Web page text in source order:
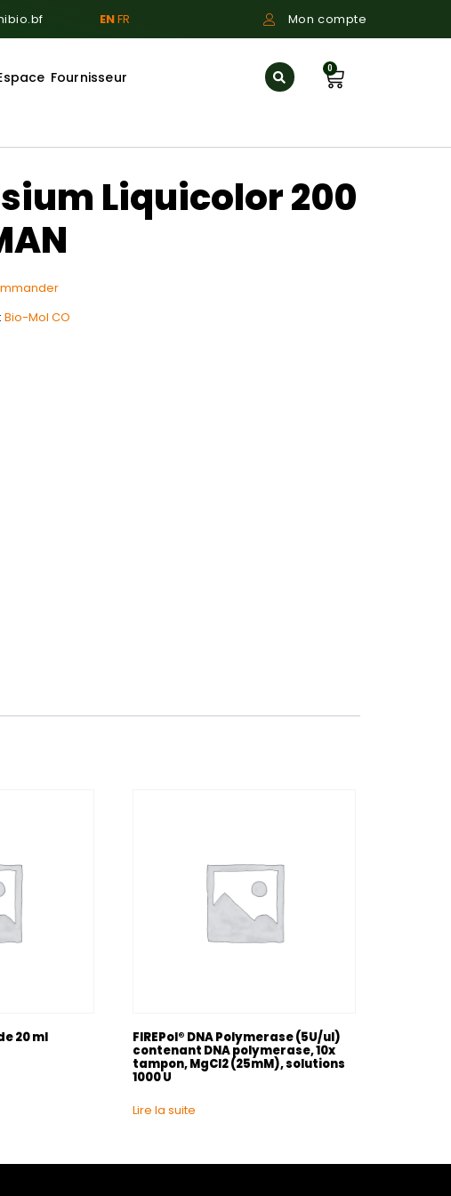
ENFR Mon compte
Fournisseur
0
Liquicolor 200
Bio-Mol CO
20 ml
FIREPol® DNA Polymerase (5U/ul)
contenant DNA polymerase, 10x
tampon, MgCl2 (25mM), solutions
1000 U
Lire la suite